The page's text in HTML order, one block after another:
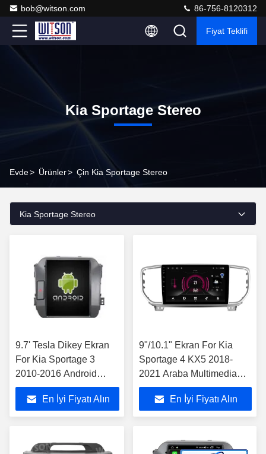
bob@witson.com 86-756-8120312
Fiyat Teklifi
Kia Sportage Stereo
Evde> Ürünler> Çin Kia Sportage Stereo
Kia Sportage Stereo
9.7' Tesla Dikey Ekran
For Kia Sportage 3
2010-2016 Android
Araba Multimedia
OyuncusuEn İyi Fiyatı Alın
9"/10.1" Ekran For Kia
Sportage 4 KX5 2018-
2021 Araba Multimedia
Stereo
En İyi Fiyatı Alın